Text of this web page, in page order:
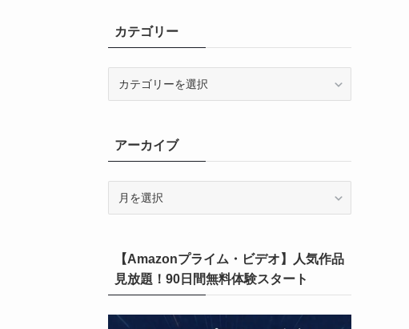
カテゴリー
ーアーカイブ
【Amazonプライム・ビデオ】人気作品
見放題！90日間無料体験スタート